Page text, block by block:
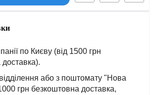
по Києву (від 1500 грн
або з поштомату "Нова
грн безкоштовна доставка,